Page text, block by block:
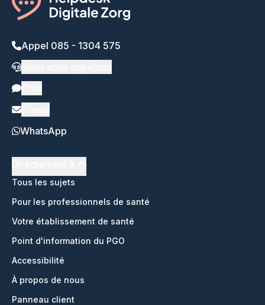
Appel 085 - 1304 575
WhatsApp
Tous les sujets
Pour les professionnels de santé
Votre établissement de santé
Point d'information du PGO
Accessibilité
À propos de nous
Panneau client